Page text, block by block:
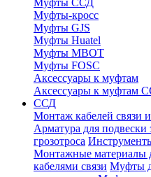
Муфты-кросс
Муфты GJS
Муфты Huatel
Муфты МВОТ
Муфты FOSC
Аксессуары к муфтам
Аксессуары к муфтам
ССД
Монтаж кабелей связи
Арматура для подвески
грозотроса
Монтажные материалы
кабелями связи Муфты